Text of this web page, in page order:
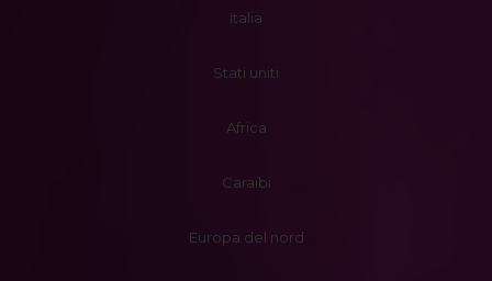
Italia
Stati uniti
Africa
Caraibi
Europa del nord